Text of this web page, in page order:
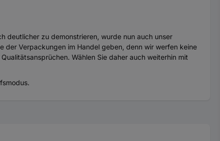
deutlicher zu demonstrieren, wurde nun auch unser
Verpackungen im Handel geben, denn wir werfen keine
Wählen Sie daher auch weiterhin mit